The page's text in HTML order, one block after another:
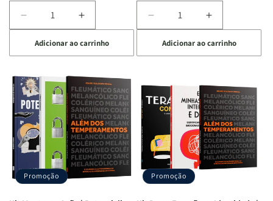
Diminuir
a
quantidade
de
Raizes
da
Alma
|
O
Vício
Agradar
a
Aumentar
a
quantidade
de
Raizes
da
Alma
|
O
Vício
de
Agradar
Adicionar ao carrinho
Diminuir
a
quantidade
de
Quarto
de
Guerra
Livro
+
Devocional
Aumentar
a
quantidade
de
Quarto
de
Guerra
|
Livro
+
Devocional
Adicionar ao carrinho
Promoção Promoção